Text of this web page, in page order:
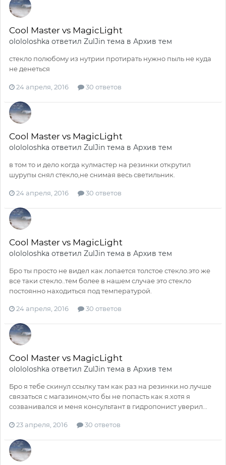
Cool Master vs MagicLight
olololoshka ответил ZulJin тема в Архив тем
стекло полюбому из нутрии протирать нужно пыль не куда
не денеться
24 апреля, 2016 30 ответов
Cool Master vs MagicLight
olololoshka ответил ZulJin тема в Архив тем
в том то и дело когда кулмастер на резинки открутил
шурупы снял стекло,не снимая весь светильник.
24 апреля, 2016 30 ответов
Cool Master vs MagicLight
olololoshka ответил ZulJin тема в Архив тем
Бро ты просто не видел как лопается толстое стекло.это же
все таки стекло..тем более в нашем случае это стекло
постоянно находиться под температурой.
24 апреля, 2016 30 ответов
Cool Master vs MagicLight
olololoshka ответил ZulJin тема в Архив тем
Бро я тебе скинул ссылку там как раз на резинки.но лучше
связаться с магазином,что бы не попасть как я.хотя я
созванивался и меня консультант в гидропонист уверил...
23 апреля, 2016 30 ответов